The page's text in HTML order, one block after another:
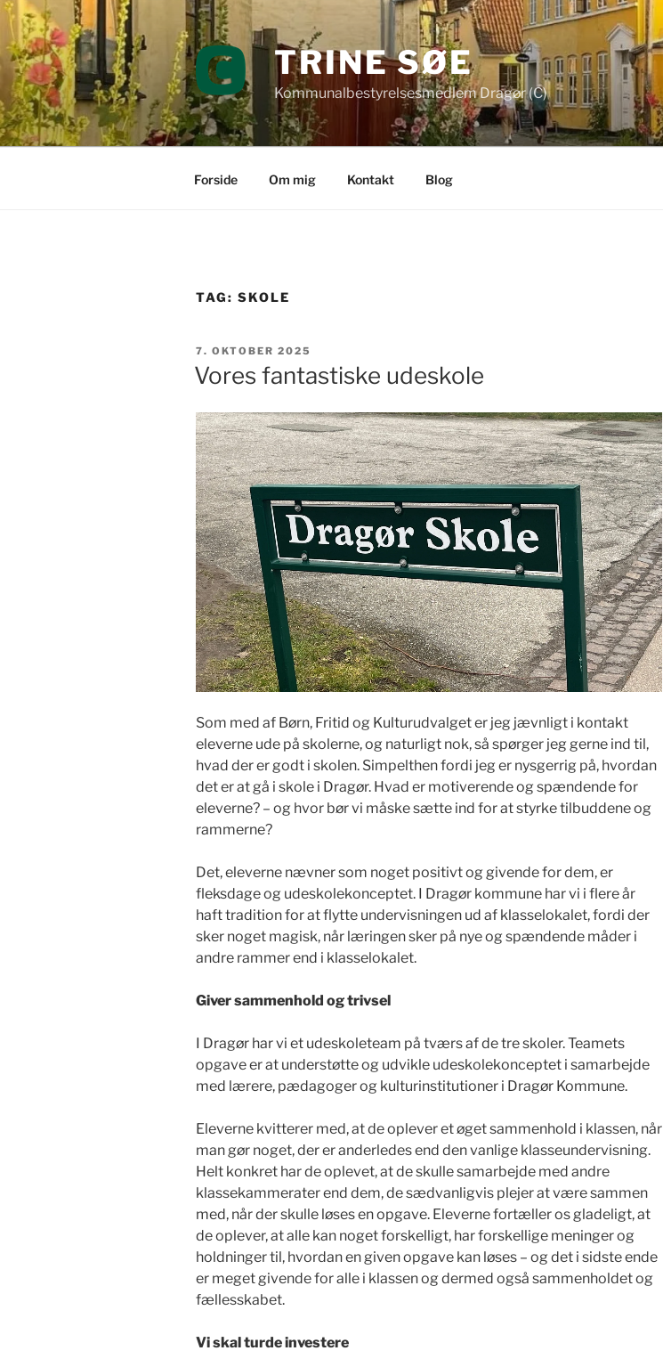
Videre
til
indhold
TRINE SØE
Kommunalbestyrelsesmedlem Dragør (C)
Forside Om mig Kontakt Blog
TAG: SKOLE
UDGIVET
DEN
7. OKTOBER 2025
Vores fantastiske udeskole
Som med af Børn, Fritid og Kulturudvalget er jeg jævnligt i kontakt
eleverne ude på skolerne, og naturligt nok, så spørger jeg gerne ind til,
hvad der er godt i skolen. Simpelthen fordi jeg er nysgerrig på, hvordan
det er at gå i skole i Dragør. Hvad er motiverende og spændende for
eleverne? – og hvor bør vi måske sætte ind for at styrke tilbuddene og
rammerne?
Det, eleverne nævner som noget positivt og givende for dem, er
fleksdage og udeskolekonceptet. I Dragør kommune har vi i flere år
haft tradition for at flytte undervisningen ud af klasselokalet, fordi der
sker noget magisk, når læringen sker på nye og spændende måder i
andre rammer end i klasselokalet.
Giver sammenhold og trivsel
I Dragør har vi et udeskoleteam på tværs af de tre skoler. Teamets
opgave er at understøtte og udvikle udeskolekonceptet i samarbejde
med lærere, pædagoger og kulturinstitutioner i Dragør Kommune.
Eleverne kvitterer med, at de oplever et øget sammenhold i klassen, når
man gør noget, der er anderledes end den vanlige klasseundervisning.
Helt konkret har de oplevet, at de skulle samarbejde med andre
klassekammerater end dem, de sædvanligvis plejer at være sammen
med, når der skulle løses en opgave. Eleverne fortæller os gladeligt, at
de oplever, at alle kan noget forskelligt, har forskellige meninger og
holdninger til, hvordan en given opgave kan løses – og det i sidste ende
er meget givende for alle i klassen og dermed også sammenholdet og
fællesskabet.
Vi skal turde investere